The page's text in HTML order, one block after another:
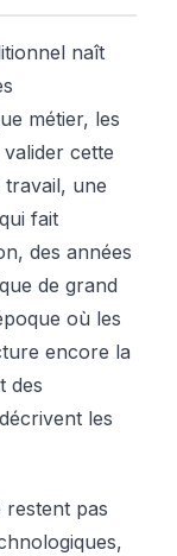
naît
métier, les
cette
travail, une
fait
des années
de grand
où les
encore la
des
les
restent pas